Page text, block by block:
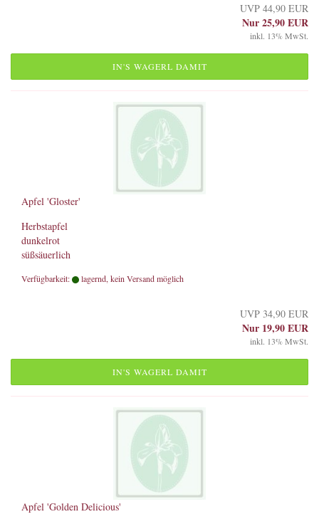
UVP 44,90 EUR
Nur 25,90 EUR
inkl. 13% MwSt.
IN'S WAGERL DAMIT
Apfel 'Gloster'
Herbstapfel
dunkelrot
süßsäuerlich
Verfügbarkeit: lagernd, kein Versand möglich
UVP 34,90 EUR
Nur 19,90 EUR
inkl. 13% MwSt.
IN'S WAGERL DAMIT
Apfel 'Golden Delicious'